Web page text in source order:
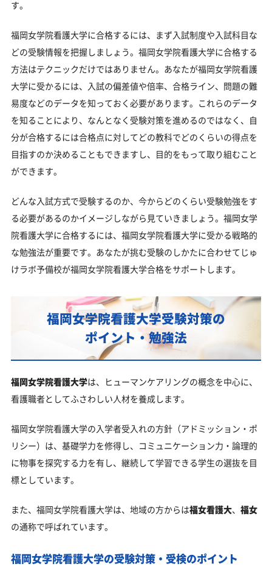
受験勉強を始めるのが遅くても福岡女学院看護大学
に合格できる？
大学受験対策いつから始める？学年・時期別の勉強
不登校・高卒認定者・通信制高校の福岡女学院看護
大学受験も対応可能
浪人生、社会人の方の福岡女学院看護大学合格に向
けた受験対策も実施
福岡女学院看護大学受験生からのよくある質問
す。
福岡女学院看護大学に合格するには、まず入試制度や入試科目な
どの受験情報を把握しましょう。福岡女学院看護大学に合格する
方法はテクニックだけではありません。あなたが福岡女学院看護
大学に受かるには、入試の偏差値や倍率、合格ライン、問題の難
易度などのデータを知っておく必要があります。これらのデータ
を知ることにより、なんとなく受験対策を進めるのではなく、自
分が合格するには合格点に対してどの教科でどのくらいの得点を
目指すのか決めることもできますし、目的をもって取り組むこと
ができます。
どんな入試方式で受験するのか、今からどのくらい受験勉強をす
る必要があるのかイメージしながら見ていきましょう。福岡女学
院看護大学に合格するには、福岡女学院看護大学に受かる戦略的
な勉強法が重要です。あなたが挑む受験のしかたに合わせてじゅ
けラボ予備校が福岡女学院看護大学合格をサポートします。
福岡女学院看護大学受験対策の
ポイント・勉強法
福岡女学院看護大学は、ヒューマンケアリングの概念を中心に、
看護職者としてふさわしい人材を養成します。
福岡女学院看護大学の入学者受入れの方針（アドミッション・ポ
リシー）は、基礎学力を修得し、コミュニケーション力・論理的
に物事を探究する力を有し、継続して学習できる学生の選抜を目
標としています。
また、福岡女学院看護大学は、地域の方からは福女看護大、 福女
の通称で呼ばれています。
福岡女学院看護大学の受験対策・受検のポイント